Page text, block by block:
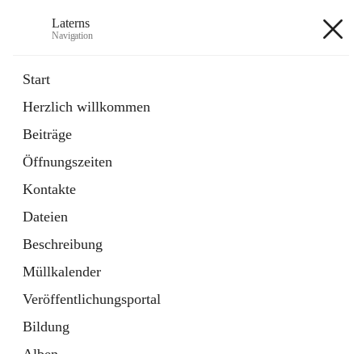
Laterns
Navigation
Start
Herzlich willkommen
Beiträge
Öffnungszeiten
Kontakte
Dateien
Beschreibung
Müllkalender
Veröffentlichungsportal
Bildung
11 Schnellzugriffe
Soziales
1 Schnellzugriff